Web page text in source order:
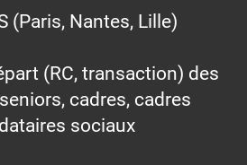
(Paris, Nantes, Lille)
(RC, transaction) des
cadres, cadres
sociaux